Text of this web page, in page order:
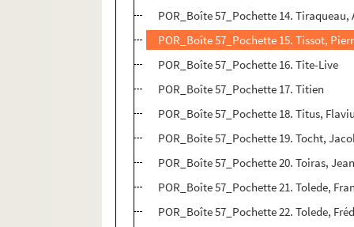
POR_Boîte 57_Pochette 14. Tiraqueau,
POR_Boîte 57_Pochette 15. Tissot,
POR_Boîte 57_Pochette 16. Tite-Live
POR_Boîte 57_Pochette 17. Titien
POR_Boîte 57_Pochette 18. Titus,
POR_Boîte 57_Pochette 19. Tocht,
POR_Boîte 57_Pochette 20. Toiras,
POR_Boîte 57_Pochette 21. Tolede,
POR_Boîte 57_Pochette 22. Tolede,